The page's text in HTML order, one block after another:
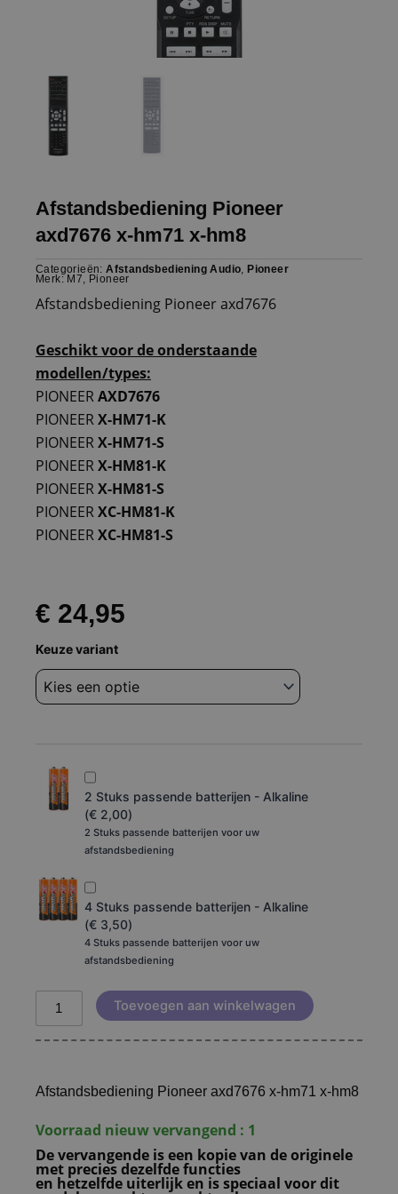
Afstandsbediening Pioneer
axd7676 x-hm71 x-hm8
Categorieën: Afstandsbediening Audio ,Pioneer
Merk: M7 Pioneer
Afstandsbediening Pioneer axd7676
Geschikt voor de onderstaande
modellen/types:
PIONEERAXD7676
PIONEERX-HM71-K
PIONEERX-HM71-S
PIONEERX-HM81-K
PIONEERX-HM81-S
PIONEERXC-HM81-K
PIONEERXC-HM81-S
€ 24,95
Keuze variant
2 Stuks passende batterijen - Alkaline
(€ 2,00)
2 Stuks passende batterijen voor uw
afstandsbediening
4 Stuks passende batterijen - Alkaline
(€ 3,50)
4 Stuks passende batterijen voor uw
afstandsbediening
Afstandsbediening
Pioneer
axd7676
x-
aantal
Toevoegen aan winkelwagen
Afstandsbediening Pioneer axd7676 x-hm71 x-hm8
Voorraad nieuw vervangend : 1
De vervangende is een kopie van de originele
met precies dezelfde functies
en hetzelfde uiterlijk en is speciaal voor dit